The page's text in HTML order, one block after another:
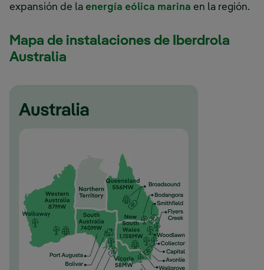
expansión de la energía eólica marina Enlace
en la región.
Mapa de instalaciones de Iberdrola
Australia